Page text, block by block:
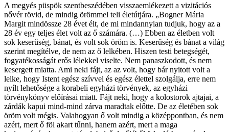
A megyés püspök szentbeszédében visszaemlékezett a vizitációs
nővér rövid, de mindig örömmel teli életútjára. „Bogner Mária
Margit mindössze 28 évet élt, de mi mindannyian tudjuk, hogy az a
28 év egy teljes élet volt az ő számára. (…) Ebben az életben volt
sok keserűség, bánat, és volt sok öröm is. Keserűség és bánat a világ
szerint megítélve, de nem az ő lelkében. Hiszen testi betegségét,
fogyatékosságát erős lélekkel viselte. Nem panaszkodott, és nem
kesergett miatta. Ami neki fájt, az az volt, hogy bár nyitott volt a
lelke, hogy Istent egész szívvel és egész élettel szolgálja, erre nem
nyílt lehetősége a korabeli egyházi törvények, az egyházi
törvénykönyv előírásai miatt. Fájt neki, hogy a kolostorok ajtajai, a
zárdák kapui mind-mind zárva maradtak előtte. De az életében sok
öröm volt mégis. Valahogyan ő volt mindig a középpontban, és nem
azért, mert ő föl akart tűnni, hanem azért, mert a maga